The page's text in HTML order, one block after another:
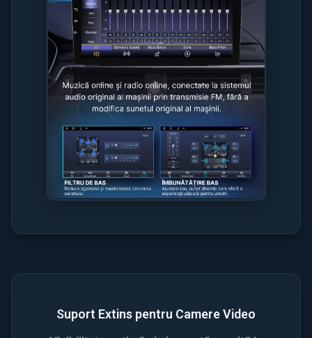
Suport Extins pentru Camere Video